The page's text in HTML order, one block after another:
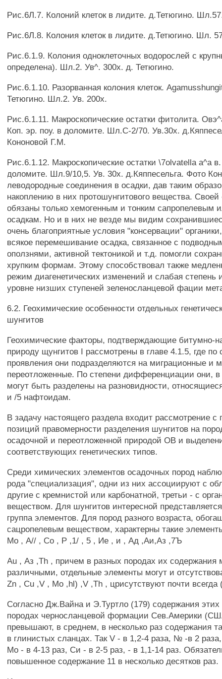
Рис.6Л.7. Колоний клеток в лидите. д.Тетюгино.
Рис.6Л.8. Колония клеток в лидите. д.Тетюгино. Шл.
Рис.6.1.9. Колония одноклеточных водорослей с
определена). Шл.2. Ув^. 300х. д. Тетюгино.
Рис.6.1.10. Разорванная колония клеток.
Тетюгино. Шл.2. Ув. 200х.
Рис.6.1.11. Макроскопические остатки фитолита.
Коп. эр. поу. в доломите. Шл.С-2/70. Ув.30х.
Кононовой Г.М.
Рис.6.1.12. Макроскопические остатки \7olvatella а^а
доломите. Шл.9/10,5. Ув. 30х. д.Кяппесельга. Фото
леводородные соединения в осадки, дав таким
накоплению в них протошунгитового вещества. Своей
обязаны только хемогенным и тонким сапропелевым
осадкам. Но и в них не везде мы видим
очень благоприятные условия "консервации"
всякое перемешивание осадка, связанное с
оползнями, активной тектоникой и т.д. помогли
хрупким формам. Этому способствовал также
режим диагенетических изменений и слабая степень
уровне низших ступеней зеленосланцевой фации
6.2. Геохимические особенности отдельных
шунгитов
Геохимические факторы, подтверждающие битумно-
природу щунгитов I рассмотрены в главе 4.1.5, где по
проявления они подразделяются на миграционные и
переотложенные. По степени дифференциации они,
могут быть разделены на разновидности,
и /5 нафтоидам.
В задачу настоящего раздела входит рассмотрение с
позиций правомерности разделения шунгитов на
осадочной и переотложенной природой ОВ и
соответствующих генетических типов.
Среди химических элементов осадочных пород
рода "специализация", одни из них ассоциируют с
другие с кремнистой или карбонатной, третьи - с
веществом. Для шунгитов интересной
группа элементов. Для пород разного возраста,
сацропелевым веществом, характерны такие
Мо , А// , Со , Р ,1/ , 5 , Ие , и , Ад ,Аи,Аз ,7Ъ
Au , Аз ,Th , причем в разных породах их содержания
различными, отдельные элементы могут и
Zn , Cu ,V , Мо ,hl) ,V ,Th , црисутствуют почти всегда
Согласно Дж.Вайна и Э.Туртло (179) содержания
породах черносланцевой формации Сев.Америки
превышают, в среднем, в несколько раз содержания
в глинистых сланцах. Так V - в 1,2-4 раза, № -в 2
Мо - в 4-13 раз, Си - в 2-5 раз, - в 1,1-14 раз.
повышенное содержание 11 в несколько десятков раз.